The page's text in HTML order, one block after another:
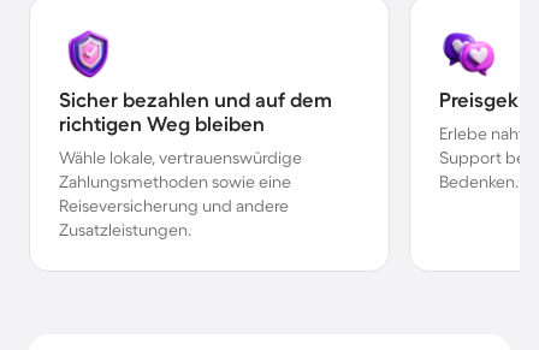
Sicher bezahlen und auf dem
richtigen Weg bleiben
Wähle lokale, vertrauenswürdige
Zahlungsmethoden sowie eine
Reiseversicherung und andere
Zusatzleistungen.
Erlebe
Support bei
Bedenken.